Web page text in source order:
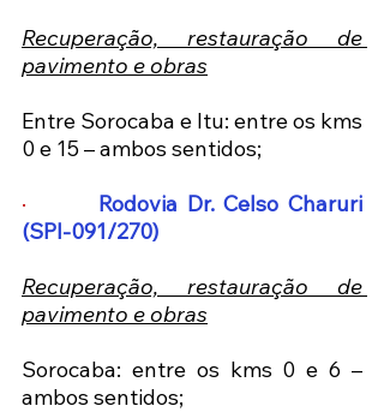
Recuperação, restauração de
pavimento e obras
Entre Sorocaba e Itu: entre os kms
0 e 15 – ambos sentidos;
·
Rodovia Dr. Celso Charuri
(SPI-091/270)
Recuperação, restauração de
pavimento e obras
Sorocaba: entre os kms 0 e 6 –
ambos sentidos;